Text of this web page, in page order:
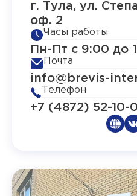
г. Тула, ул.
оф. 2
Часы работы
Пн-Пт с 9:00 до
Почта
info@brevis-
Телефон
+7 (4872) 52-10-